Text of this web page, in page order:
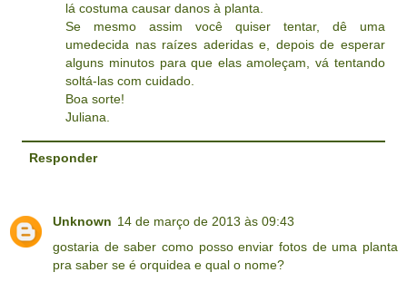
lá costuma causar danos à planta.
Se mesmo assim você quiser tentar, dê uma
umedecida nas raízes aderidas e, depois de esperar
alguns minutos para que elas amoleçam, vá tentando
soltá-las com cuidado.
Boa sorte!
Juliana.
Responder
Unknown 14 de março de 2013 às 09:43
gostaria de saber como posso enviar fotos de uma planta
pra saber se é orquidea e qual o nome?